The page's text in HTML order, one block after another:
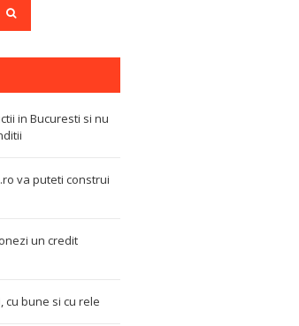
in Bucuresti si nu
va puteti construi
un credit
cu bune si cu rele